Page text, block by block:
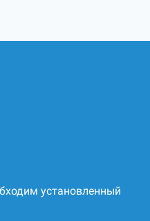
установленный